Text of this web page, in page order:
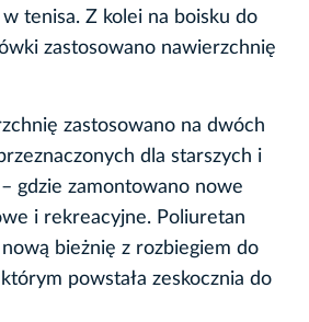
tenisa. Z kolei na boisku do
zastosowano nawierzchnię
zastosowano na dwóch
dla starszych i
gdzie zamontowano nowe
i rekreacyjne. Poliuretan
bieżnię z rozbiegiem do
powstała zeskocznia do